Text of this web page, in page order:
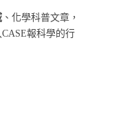
、化學科普文章，
報科學的行